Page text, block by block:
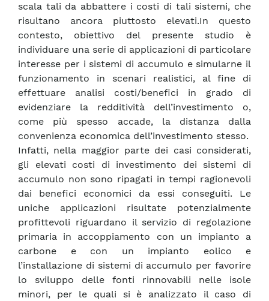
scala tali da abbattere i costi di tali sistemi, che
risultano ancora piuttosto elevati.In questo
contesto, obiettivo del presente studio è
individuare una serie di applicazioni di particolare
interesse per i sistemi di accumulo e simularne il
funzionamento in scenari realistici, al fine di
effettuare analisi costi/benefici in grado di
evidenziare la redditività dell’investimento o,
come più spesso accade, la distanza dalla
convenienza economica dell’investimento stesso.
Infatti, nella maggior parte dei casi considerati,
gli elevati costi di investimento dei sistemi di
accumulo non sono ripagati in tempi ragionevoli
dai benefici economici da essi conseguiti. Le
uniche applicazioni risultate potenzialmente
profittevoli riguardano il servizio di regolazione
primaria in accoppiamento con un impianto a
carbone e con un impianto eolico e
l’installazione di sistemi di accumulo per favorire
lo sviluppo delle fonti rinnovabili nelle isole
minori, per le quali si è analizzato il caso di